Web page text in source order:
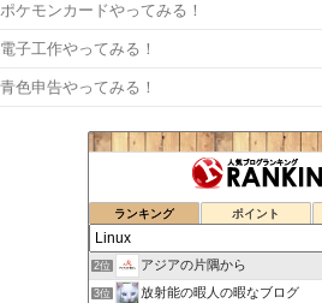
ポケモンカードやってみる！
電子工作やってみる！
青色申告やってみる！
ランキング ポイント
2位 アジアの片隅から
3位 放射能の暇人の暇なブログ